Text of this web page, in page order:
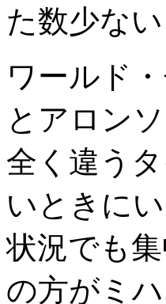
た数少な
ワールド
とアロン
全く違う
いときに
状況でも
の方がミ